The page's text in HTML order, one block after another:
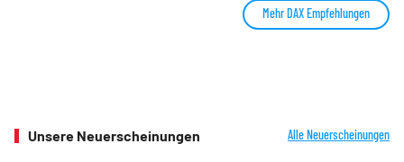
Mehr DAX Empfehlungen
Unsere Neuerscheinungen Alle Neuerscheinungen